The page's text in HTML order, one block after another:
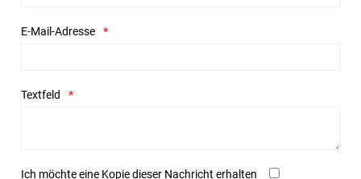
E-Mail-Adresse
Textfeld
Ich möchte eine Kopie dieser Nachricht erhalten